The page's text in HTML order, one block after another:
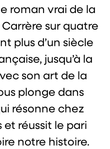
roman vrai de la
sur quatre
plus d’un siècle
jusqu’à la
son art de la
plonge dans
résonne chez
et réussit le pari
notre histoire.